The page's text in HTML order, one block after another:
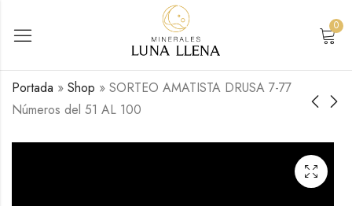
0
Portada » Shop » SORTEO AMATISTA DRUSA 7-77
Números del 51 AL 100
SORTEO ESPECIAL
AMATISTA DRUSA 7-
77 Números del 1 al
ABRIR CAJITA 25
IVA Inc.